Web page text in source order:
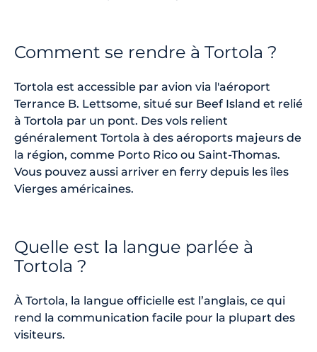
Comment se rendre à Tortola ?
Tortola est accessible par avion via l'aéroport
Terrance B. Lettsome, situé sur Beef Island et relié
à Tortola par un pont. Des vols relient
généralement Tortola à des aéroports majeurs de
la région, comme Porto Rico ou Saint-Thomas.
Vous pouvez aussi arriver en ferry depuis les îles
Vierges américaines.
Quelle est la langue parlée à
Tortola ?
À Tortola, la langue officielle est l’anglais, ce qui
rend la communication facile pour la plupart des
visiteurs.